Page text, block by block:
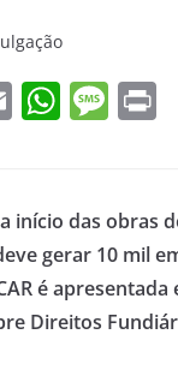
E
l
W
s
A
p
p
M
a
g
e
Pr
início das obras
gerar 10 mil
é
Direitos